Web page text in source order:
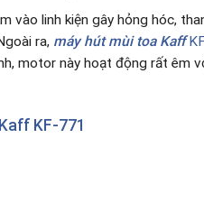
vào linh kiện gây hỏng hóc,
ra, máy hút mùi toa Kaff
motor này hoạt động rất êm
KF-771